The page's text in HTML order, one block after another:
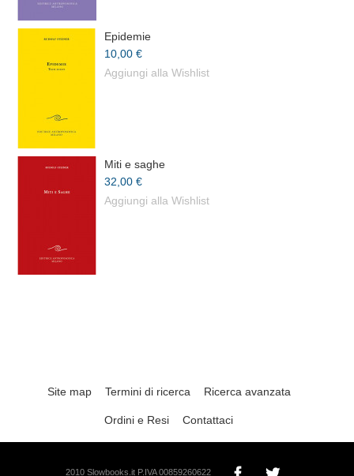
Epidemie
10,00 €
Aggiungi alla Wishlist
Miti e saghe
32,00 €
Aggiungi alla Wishlist
Site map Termini di ricerca Ricerca avanzata
Ordini e Resi Contattaci
2010 Slowbooks.it P.IVA 00859260622